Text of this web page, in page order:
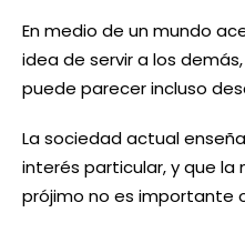
En medio de un mundo
idea de servir a los
puede parecer incluso
La sociedad actual
interés particular, y que la
prójimo no es importante